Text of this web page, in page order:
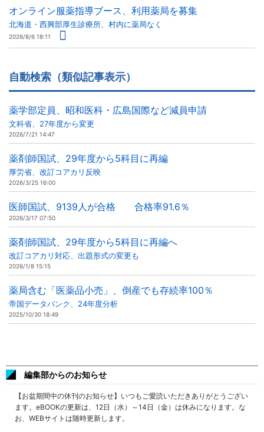
オンライン服薬指導ブース、利用薬局を募集
北海道・西興部厚生診療所、村内に薬局なく
2026/8/6 18:11
自動検索（類似記事表示）
薬学部定員、昭和医科・広島国際など減員申請
文科省、27年度から変更
2026/7/21 14:47
薬剤師国試、29年度から5科目に再編
厚労省、改訂コアカリ反映
2026/3/25 16:00
医師国試、9139人が合格 合格率91.6％
2026/3/17 07:50
薬剤師国試、29年度から5科目に再編へ
改訂コアカリ対応、出題形式の変更も
2026/1/8 15:15
薬局含む「医薬品小売」、倒産でも存続率100％
帝国データバンク、24年度分析
2025/10/30 18:49
編集部からのお知らせ
【お盆期間中の休刊のお知らせ】いつもご愛読いただきありがとうござい
ます。eBOOKの更新は、12日（水）～14日（金）は休みになります。な
お、WEBサイトは随時更新します。